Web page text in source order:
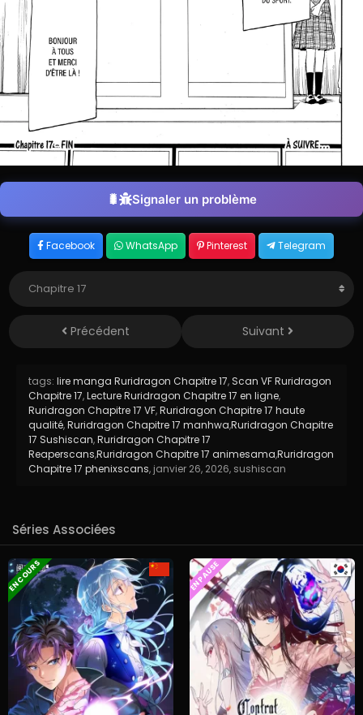
Signaler un problème
Facebook WhatsApp Pinterest Telegram
Précédent Suivant
tags: lire manga Ruridragon Chapitre 17, Scan VF Ruridragon
Chapitre 17,Lecture Ruridragon Chapitre 17 en ligne,
Ruridragon Chapitre 17 VF,Ruridragon Chapitre 17 haute
qualité,Ruridragon Chapitre 17 manhwa,Ruridragon Chapitre
17 Sushiscan,Ruridragon Chapitre 17
Reaperscans,Ruridragon Chapitre 17 animesama,Ruridragon
Chapitre 17 phenixscans, janvier 26, 2026, sushiscan
Séries Associées
EN COURS EN PAUSE